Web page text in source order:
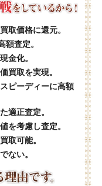
取価格に還元。
額査定。
金化。
買取を実現。
ピーディーに高額
適正査定。
を考慮し査定。
取可能。
ない。